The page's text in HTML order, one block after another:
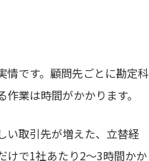
情です。顧問先ごとに勘定科
業は時間がかかります。
い取引先が増えた、立替経
けで1社あたり2〜3時間かか